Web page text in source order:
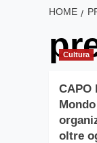
HOME
Cultura
CAPO
oltre